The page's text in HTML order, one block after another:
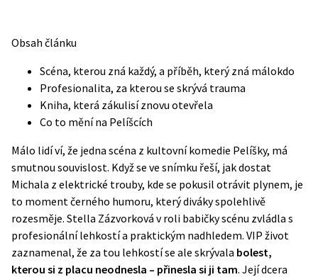
Obsah článku
Scéna, kterou zná každý, a příběh, který zná málokdo
Profesionalita, za kterou se skrývá trauma
Kniha, která zákulisí znovu otevřela
Co to mění na Pelíšcích
Málo lidí ví, že jedna scéna z kultovní komedie Pelíšky, má
smutnou souvislost. Když se ve snímku řeší, jak dostat
Michala z elektrické trouby, kde se pokusil otrávit plynem, je
to moment černého humoru, který diváky spolehlivě
rozesměje. Stella Zázvorková v roli babičky scénu zvládla s
profesionální lehkostí a praktickým nadhledem. VIP život
zaznamenal, že za tou lehkostí se ale skrývala bolest,
kterou si z placu neodnesla – přinesla si ji tam. Její dcera